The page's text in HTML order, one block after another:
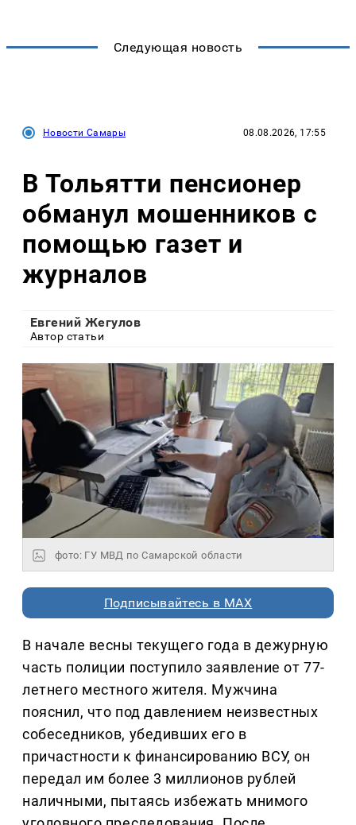
Следующая новость
Новости Самары 08.08.2026, 17:55
В Тольятти пенсионер
обманул мошенников с
помощью газет и
журналов
Евгений Жегулов
Автор статьи
фото: ГУ МВД по Самарской области
Подписывайтесь в MAX
В начале весны текущего года в дежурную
часть полиции поступило заявление от 77-
летнего местного жителя. Мужчина
пояснил, что под давлением неизвестных
собеседников, убедивших его в
причастности к финансированию ВСУ, он
передал им более 3 миллионов рублей
наличными, пытаясь избежать мнимого